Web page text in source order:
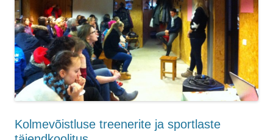
Kolmevõistluse treenerite ja sportlaste